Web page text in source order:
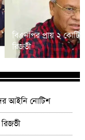
বিএনপির প্রায় ২ কোটি
রিজভী
আইনি নোটিশ